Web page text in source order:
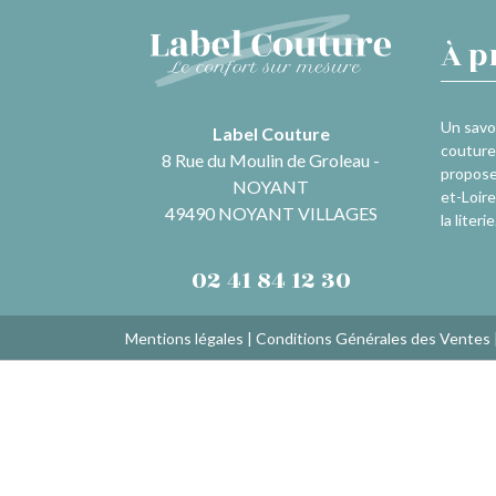
Label Couture
8 Rue du Moulin de Groleau -
NOYANT
49490 NOYANT VILLAGES
02 41 84 12 30
À
Un
et-
la
Mentions légales | Conditions Générales des Ventes